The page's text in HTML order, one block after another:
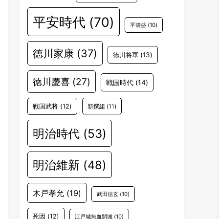
平安時代 (70) 平清盛(10)
徳川家康 (37) 徳川将軍(13)
徳川慶喜(27) 戦国時代(14)
戦国武将(12) 新撰組 (11)
明治時代 (53)
明治維新 (48)
木戸孝允(19) 武田信玄(10)
死因 (12) 江戸城無血開城(10)